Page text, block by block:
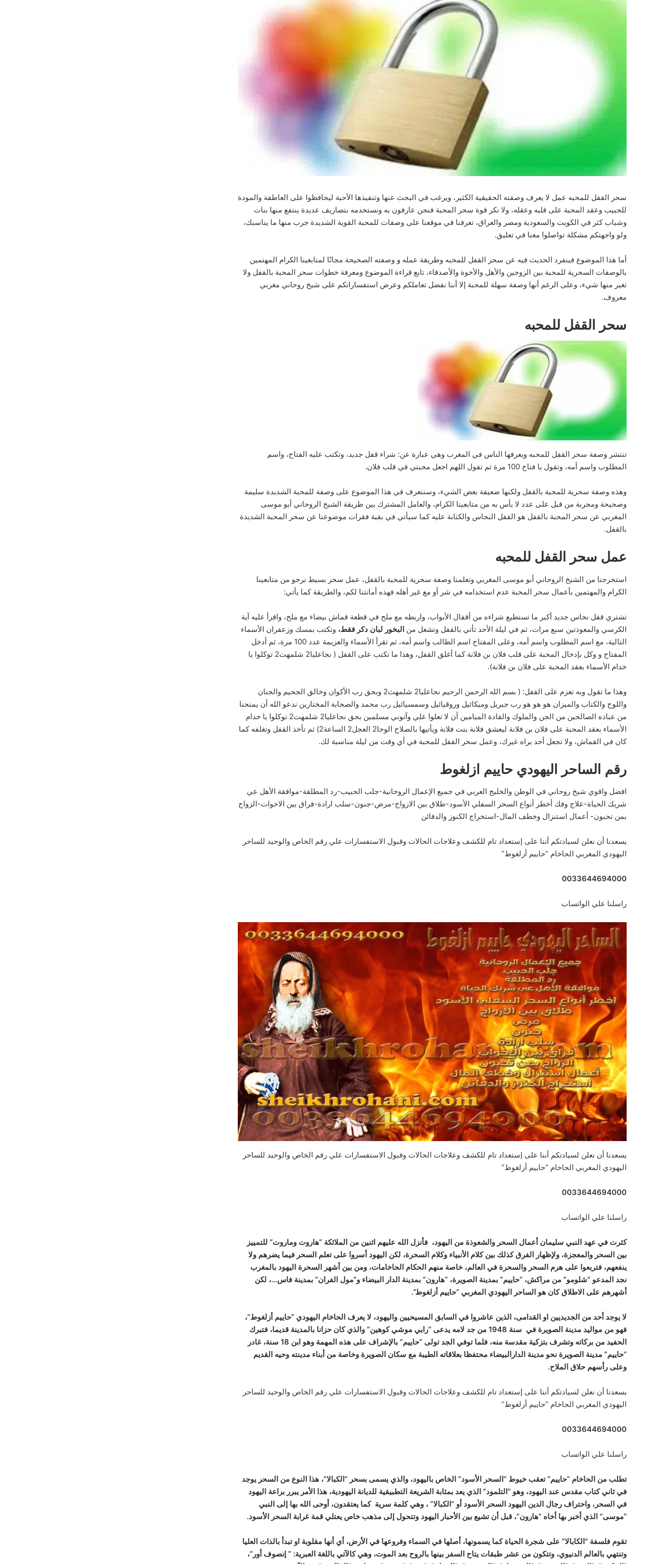
سحر القفل للمحبه عمل لا يعرف وصفته الحقيقية الكثير، ويرغب في البحث عنها وتنفيذها الأحبة ليحافظوا على العاطفة والمودة
للحبيب وعقد المحبة على قلبه وعقله، ولا نكر قوة سحر المحبة فنحن عارفون به ونستخدمه بتصاريف عديدة ينتفع منها بنات
وشباب كثر في الكويت والسعودية ومصر والعراق، تعرفنا في موقعنا على وصفات للمحبة القوية الشديدة جرب منها ما يناسبك،
ولو واجهتكم مشكلة تواصلوا معنا في تعليق.
أما هذا الموضوع فينفرد الحديث فيه عن سحر القفل للمحبه وطريقة عمله و وصفته الصحيحة مجانًا لمتابعينا الكرام المهتمين
بالوصفات السحرية للمحبة بين الزوجين والأهل والأخوة والأصدقاء، تابع قراءة الموضوع ومعرفة خطوات سحر المحبة بالقفل ولا
تغير منها شيء، وعلى الرغم أنها وصفة سهلة للمحبة إلا أننا نفضل تعاملكم وعرض استفساراتكم على شيخ روحاني مغربي
معروف.
سحر القفل للمحبه
تنتشر وصفة سحر القفل للمحبه ويعرفها الناس في المغرب وهي عبارة عن: شراء قفل جديد، وتكتب عليه الفتاح، واسم
المطلوب واسم أمه، وتقول يا فتاح 100 مرة ثم تقول اللهم اجعل محبتي في قلب فلان.
وهذه وصفة سحرية للمحبة بالقفل ولكنها ضعيفة بعض الشيء، وسنتعرف في هذا الموضوع على وصفة للمحبة الشديدة سليمة
وصحيحة ومجربة من قبل على عدد لا بأس به من متابعينا الكرام، والعامل المشترك بين طريقة الشيخ الروحاني أبو موسى
المغربي عن سحر المحبة بالقفل هو القفل النحاس والكتابة عليه كما سيأتي في بقية فقرات موضوعنا عن سحر المحبة الشديدة
بالقفل.
عمل سحر القفل للمحبه
استخرجنا من الشيخ الروحاني أبو موسى المغربي وتعلمنا وصفة سحرية للمحبة بالقفل، عمل سحر بسيط نرجو من متابعينا
الكرام والمهتمين بأعمال سحر المحبة عدم استخدامه في شر أو مع غير أهله فهذه أمانتنا لكم، والطريقة كما يأتي:
تشتري قفل نحاس جديد أكبر ما تستطيع شراءه من أقفال الأبواب، واربطه مع ملح في قطعة قماش بيضاء مع ملح، واقرأ عليه آية
الكرسي والمعوذتين سبع مرات، ثم في ليلة الأحد تأتي بالقفل وتشعل من البخور لبان دكر فقط، وتكتب بمسك وزعفران الأسماء
التالية، مع اسم المطلوب واسم أمه، وعلى المفتاح اسم الطالب واسم أمه، ثم تقرأ الأسماء والعزيمة عدد 100 مرة، ثم أدخل
المفتاح و وكل بإدخال المحبة على قلب فلان بن فلانة كما أغلق القفل، وهذا ما تكتب على القفل ( نجاعليا2 شلمهت2 توكلوا يا
خدام الأسماء بعقد المحبة على فلان بن فلانة).
وهذا ما تقول وبه تعزم على القفل: ( بسم الله الرحمن الرحيم نجاعليا2 شلمهث2 وبحق رب الأكوان وخالق الجحيم والجنان
واللوح والكتاب والميزان هو هو هو رب جبريل وميكائيل وروقيائيل وسمسيائيل رب محمد والصحابة المختارين ندعو الله أن يمنحنا
من عباده الصالحين من الجن والملوك والقادة الميامين أن لا تعلوا علي وآتوني مسلمين بحق نجاعليا2 شلمهت2 توكلوا يا خدام
الأسماء بعقد المحبة على فلان بن فلانة ليعشق فلانة بنت فلانة ويأتيها بالصلاح الوحا2 العجل2 الساعة2) ثم تأخذ القفل وتغلفه كما
كان في القماش، ولا تجعل أحد يراه غيرك، وعمل سحر القفل للمحبة في أي وقت من ليلة مناسبة لك.
رقم الساحر اليهودي حاييم ازلغوط
افضل واقوي شيخ روحاني في الوطن والخليج العربي في جميع الإعمال الروحانية-جلب الحبيب-رد المطلقة-موافقة الأهل عي
شريك الحياة-علاج وفك أخطر أنواع السحر السفلي الأسود-طلاق بين الازواج-مرض-جنون-سلب ارادة-فراق بين الاخوات-الزواج
بمن تحبون- أعمال استنزال وخطف المال-استخراج الكنوز والدفائن
يسعدنا أن نعلن لسيادتكم أننا على إستعداد تام للكشف وعلاجات الحالات وقبول الاستفسارات علي رقم الخاص والوحيد للساحر
اليهودي المغربي الحاخام “حاييم أزلغوط”
0033644694000
راسلنا علي الواتساب
يسعدنا أن نعلن لسيادتكم أننا على إستعداد تام للكشف وعلاجات الحالات وقبول الاستفسارات علي رقم الخاص والوحيد للساحر
اليهودي المغربي الحاخام “حاييم أزلغوط”
0033644694000
راسلنا علي الواتساب
كثرت في عهد النبي سليمان أعمال السحر والشعوذة من اليهود، فأنزل الله عليهم اثنين من الملائكة ”هاروت وماروت” للتمييز
بين السحر والمعجزة، ولإظهار الفرق كذلك بين كلام الأنبياء وكلام السحرة، لكن اليهود أسروا على تعلم السحر فيما يضرهم ولا
ينفعهم، فتربعوا على هرم السحر والسحرة في العالم، خاصة منهم الحكام الحاخامات، ومن بين أشهر السحرة اليهود بالمغرب
نجد المدعو “شلومو” من مراكش، “حاييم” بمدينة الصويرة، “هارون” بمدينة الدار البيضاء و”مول الفران” بمدينة فاس…، لكن
أشهرهم على الاطلاق كان هو الساحر اليهودي المغربي “حاييم أزلغوط”.
لا يوجد أحد من الجديديين او القدامى، الذين عاشروا في السابق المسيحيين واليهود، لا يعرف الحاخام اليهودي “حاييم أزلغوط”،
فهو من مواليد مدينة الصويرة في سنة 1948 من جد لامه يدعى “رابي موشي كوهين” والذي كان حزانا بالمدينة قديما، فتبرك
الحفيد من بركاته وتشرف بتزكية مقدسة منه، فلما توفي الجد تولى “حاييم” بالإشراف على هذه المهمة وهو ابن 18 سنة، غادر
“حاييم” مدينة الصويرة نحو مدينة الدارالبيضاء محتفظا بعلاقاته الطيبة مع سكان الصويرة وخاصة من أبناء مدينته وحيه القديم
وعلى رأسهم حلاق الملاح.
يسعدنا أن نعلن لسيادتكم أننا على إستعداد تام للكشف وعلاجات الحالات وقبول الاستفسارات علي رقم الخاص والوحيد للساحر
اليهودي المغربي الحاخام “حاييم أزلغوط”
0033644694000
راسلنا علي الواتساب
تطلب من الحاخام “حاييم” تعقب خيوط “السحر الأسود” الخاص باليهود، والذي يسمى بسحر “الكبالا”، هذا النوع من السحر يوجد
في ثاني كتاب مقدس عند اليهود، وهو “التلمود” الذي يعد بمثابة الشريعة التطبيقية للديانة اليهودية، هذا الأمر يبرر براعة اليهود
في السحر، واحتراف رجال الدين اليهود السحر الأسود أو “الكبالا” ، وهي كلمة سرية كما يعتقدون، أوحى الله بها إلى النبي
“موسى” الذي أخبر بها أخاه “هارون”، قبل أن تشيع بين الأحبار اليهود وتتحول إلى مذهب خاص يعتلي قمة غرابة السحر الأسود.
تقوم فلسفة “الكابالا” على شجرة الحياة كما يسمونها، أصلها في السماء وفروعها في الأرض، أي أنها مقلوبة او تبدأ بالذات العليا
وتنتهي بالعالم الدنيوي، وتتكون من عشر طبقات يتاح السفر بينها بالروح بعد الموت، وهي كالآتي باللغة العبرية: ” إنصوف أور”،